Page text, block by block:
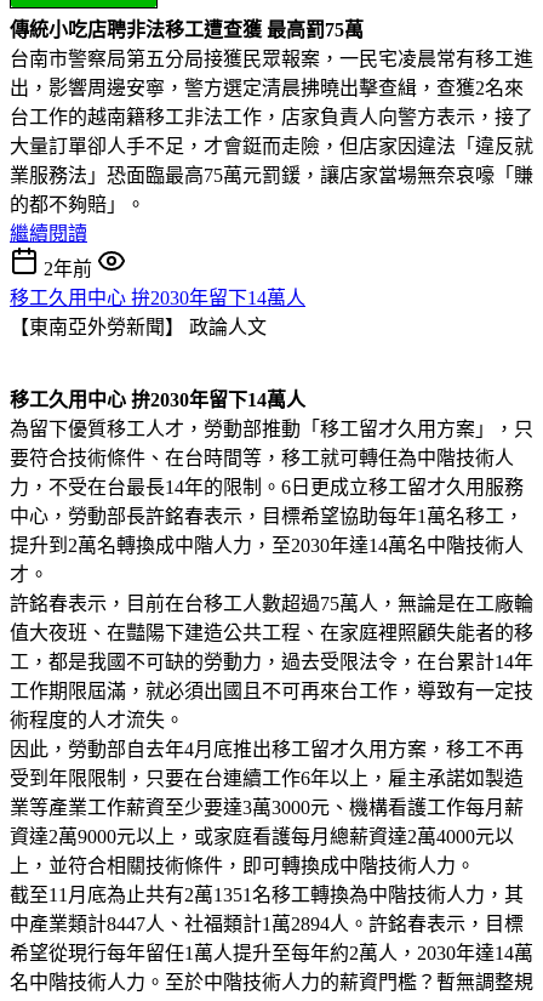
傳統小吃店聘非法移工遭查獲 最高罰75萬
台南市警察局第五分局接獲民眾報案，一民宅凌晨常有移工進
出，影響周邊安寧，警方選定清晨拂曉出擊查緝，查獲2名來
台工作的越南籍移工非法工作，店家負責人向警方表示，接了
大量訂單卻人手不足，才會鋌而走險，但店家因違法「違反就
業服務法」恐面臨最高75萬元罰鍰，讓店家當場無奈哀嚎「賺
的都不夠賠」。
繼續閱讀
2年前
移工久用中心 拚2030年留下14萬人
【東南亞外勞新聞】 政論人文
移工久用中心 拚2030年留下14萬人
為留下優質移工人才，勞動部推動「移工留才久用方案」，只
要符合技術條件、在台時間等，移工就可轉任為中階技術人
力，不受在台最長14年的限制。6日更成立移工留才久用服務
中心，勞動部長許銘春表示，目標希望協助每年1萬名移工，
提升到2萬名轉換成中階人力，至2030年達14萬名中階技術人
才。
許銘春表示，目前在台移工人數超過75萬人，無論是在工廠輪
值大夜班、在豔陽下建造公共工程、在家庭裡照顧失能者的移
工，都是我國不可缺的勞動力，過去受限法令，在台累計14年
工作期限屆滿，就必須出國且不可再來台工作，導致有一定技
術程度的人才流失。
因此，勞動部自去年4月底推出移工留才久用方案，移工不再
受到年限限制，只要在台連續工作6年以上，雇主承諾如製造
業等產業工作薪資至少要達3萬3000元、機構看護工作每月薪
資達2萬9000元以上，或家庭看護每月總薪資達2萬4000元以
上，並符合相關技術條件，即可轉換成中階技術人力。
截至11月底為止共有2萬1351名移工轉換為中階技術人力，其
中產業類計8447人、社福類計1萬2894人。許銘春表示，目標
希望從現行每年留任1萬人提升至每年約2萬人，2030年達14萬
名中階技術人力。至於中階技術人力的薪資門檻？暫無調整規